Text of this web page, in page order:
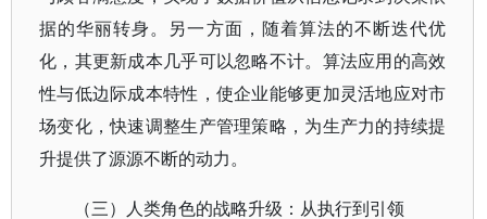
据的华丽转身。另一方面，随着算法的不断迭代优
化，其更新成本几乎可以忽略不计。算法应用的高效
性与低边际成本特性，使企业能够更加灵活地应对市
场变化，快速调整生产管理策略，为生产力的持续提
升提供了源源不断的动力。
（三）人类角色的战略升级：从执行到引领